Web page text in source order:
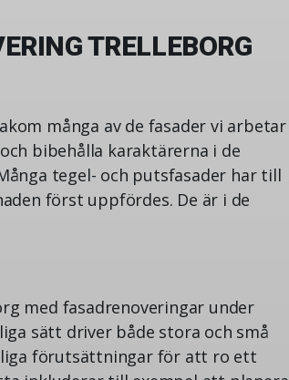
TRELLEBORG
många av de fasader vi arbetar
bibehålla karaktärerna i de
tegel- och putsfasader har till
först uppfördes. De är i de
med fasadrenoveringar under
sätt driver både stora och små
förutsättningar för att ro ett